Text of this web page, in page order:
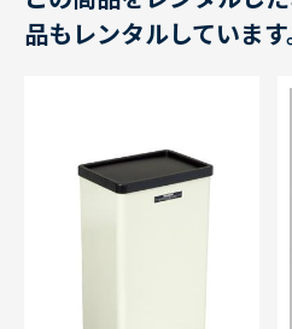
品もレンタルしています